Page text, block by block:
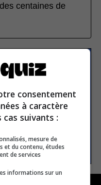
centaines de
consentement
à caractère
cas suivants :
mesure de
et du contenu, études
de services
informations sur un